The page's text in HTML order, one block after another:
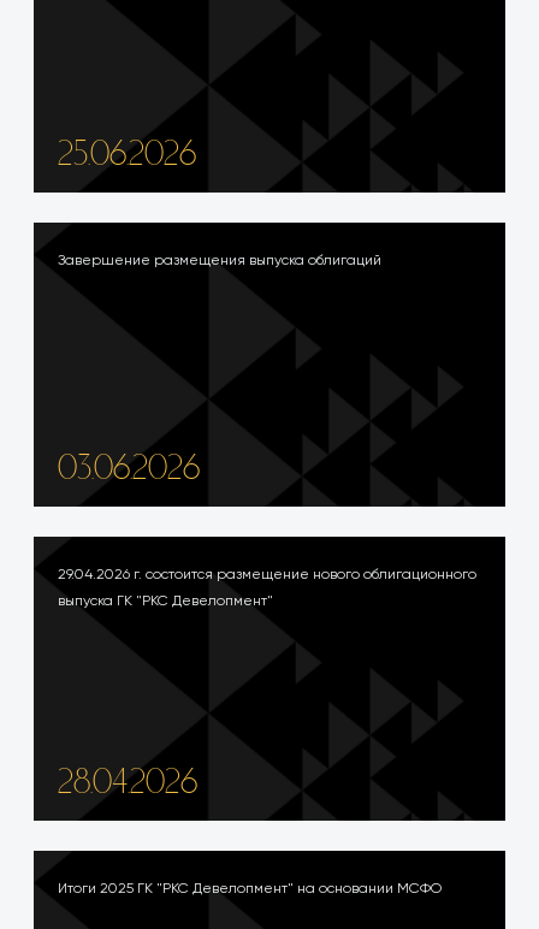
25.06.2026
Завершение размещения выпуска облигаций
03.06.2026
29.04.2026 г. состоится размещение нового облигационного
выпуска ГК "РКС Девелопмент"
28.04.2026
Итоги 2025 ГК "РКС Девелопмент" на основании МСФО